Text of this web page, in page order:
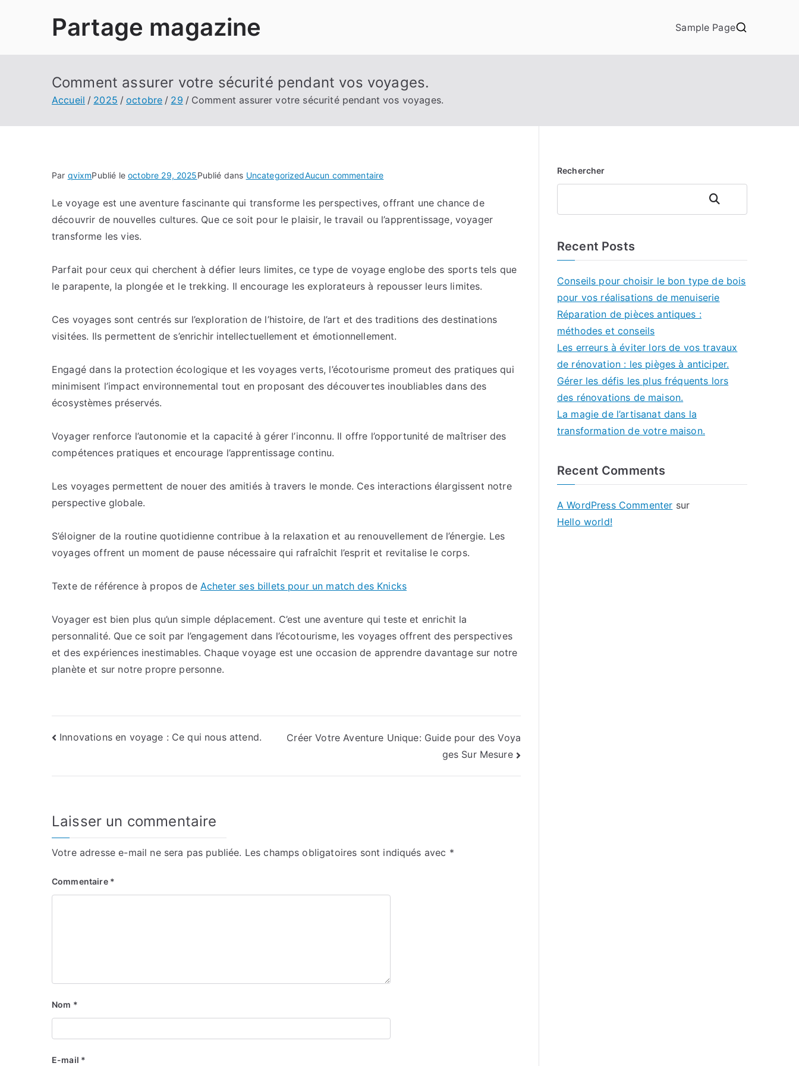
Partage magazine Sample Page
Comment assurer votre sécurité pendant vos voyages.
Accueil 2025 octobre 29 Comment assurer votre sécurité pendant vos voyages.
Par qvixmPublié leoctobre 29, 2025Publié dans UncategorizedAucun commentairesur
assurer
votre
voyages.
Le voyage est une aventure fascinante qui transforme les perspectives, offrant une chance de
découvrir de nouvelles cultures. Que ce soit pour le plaisir, le travail ou l’apprentissage, voyager
transforme les vies.
Parfait pour ceux qui cherchent à défier leurs limites, ce type de voyage englobe des sports tels que
le parapente, la plongée et le trekking. Il encourage les explorateurs à repousser leurs limites.
Ces voyages sont centrés sur l’exploration de l’histoire, de l’art et des traditions des destinations
visitées. Ils permettent de s’enrichir intellectuellement et émotionnellement.
Engagé dans la protection écologique et les voyages verts, l’écotourisme promeut des pratiques qui
minimisent l’impact environnemental tout en proposant des découvertes inoubliables dans des
écosystèmes préservés.
Voyager renforce l’autonomie et la capacité à gérer l’inconnu. Il offre l’opportunité de maîtriser des
compétences pratiques et encourage l’apprentissage continu.
Les voyages permettent de nouer des amitiés à travers le monde. Ces interactions élargissent notre
perspective globale.
S’éloigner de la routine quotidienne contribue à la relaxation et au renouvellement de l’énergie. Les
voyages offrent un moment de pause nécessaire qui rafraîchit l’esprit et revitalise le corps.
Texte de référence à propos de Acheter ses billets pour un match des Knicks
Voyager est bien plus qu’un simple déplacement. C’est une aventure qui teste et enrichit la
personnalité. Que ce soit par l’engagement dans l’écotourisme, les voyages offrent des perspectives
et des expériences inestimables. Chaque voyage est une occasion de apprendre davantage sur notre
planète et sur notre propre personne.
Navigation
Innovations en voyage : Ce qui nous attend.
Créer Votre Aventure Unique: Guide pour des Voya
ges Sur Mesure
Laisser un commentaire
Votre adresse e-mail ne sera pas publiée. Les champs obligatoires sont indiqués avec *
Commentaire *
Nom *
E-mail *
Rechercher
Rechercher
Recent Posts
Conseils pour choisir le bon type de bois
pour vos réalisations de menuiserie
Réparation de pièces antiques :
méthodes et conseils
Les erreurs à éviter lors de vos travaux
de rénovation : les pièges à anticiper.
Gérer les défis les plus fréquents lors
des rénovations de maison.
La magie de l’artisanat dans la
transformation de votre maison.
Recent Comments
A WordPress Commenter sur
Hello world!